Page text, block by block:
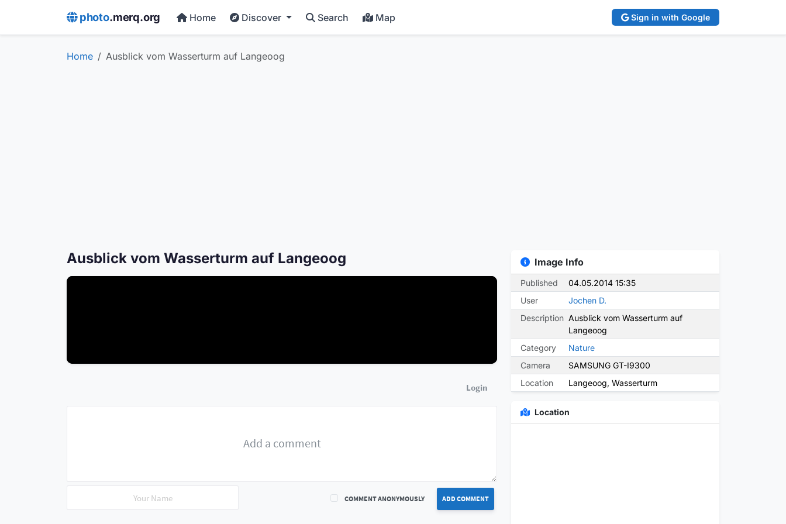
photo.merq.org Home Discover Search Map Sign in with Google
Home Ausblick vom Wasserturm auf Langeoog
Ausblick vom Wasserturm auf Langeoog
Login
ADD COMMENT
COMMENT ANONYMOUSLY
Image Info
Published
04.05.2014 15:35
User
Jochen D.
Description Ausblick vom Wasserturm auf
Langeoog
Category
Nature
Camera
SAMSUNG GT-I9300
Location
Langeoog, Wasserturm
Location